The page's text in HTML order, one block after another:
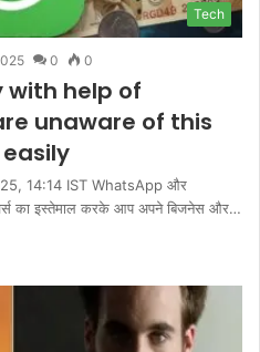
Tech
0 0
with help of
unaware of this
14:14 IST WhatsApp और
का इस्तेमाल करके आप अपने बिजनेस और…